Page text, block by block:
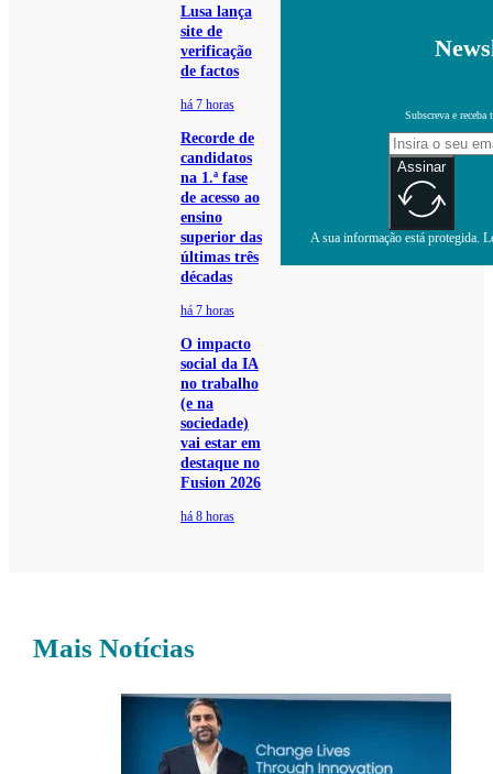
Lusa lança
site de
verificação
de factos
há 7 horas
Recorde de
candidatos
na 1.ª fase
de acesso ao
ensino
superior das
últimas três
décadas
há 7 horas
O impacto
social da IA
no trabalho
(e na
sociedade)
vai estar em
destaque no
Fusion 2026
há 8 horas
Subscreva e receba
Assinar
A sua informação está protegida.
Mais Notícias